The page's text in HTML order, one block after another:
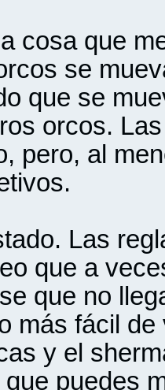
cosa que
se
que se
orcos.
pero, al
Las
que a
que no
más fácil
y el
que puedes